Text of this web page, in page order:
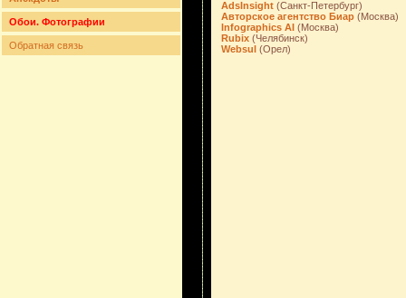
Обои. Фотографии
Обратная связь
AdsInsight (Санкт-Петербург)
Авторское агентство Биар (Москва)
Infographics AI (Москва)
Rubix (Челябинск)
Websul (Орел)